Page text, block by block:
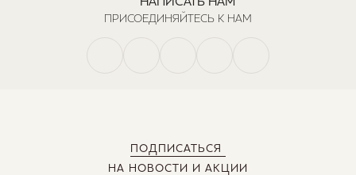
ПОДПИСАТЬСЯ
НА НОВОСТИ И АКЦИИ
ПРИСОЕДИНЯЙТЕСЬ К НАМ